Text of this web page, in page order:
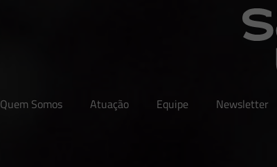
Quem Somos Atuação Equipe Newsletter